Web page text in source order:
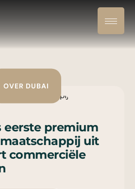
OVER DUBAI
eerste premium
uit
commerciële